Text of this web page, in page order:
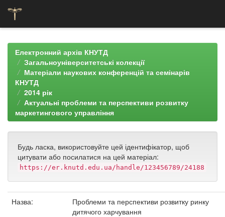
navigationЕлектронний архів КНУТД
Загальноуніверситетські колекції
Матеріали наукових конференцій та семінарів
КНУТД
2014 рік
Актуальні проблеми та перспективи розвитку
маркетингового управління
Будь ласка, використовуйте цей ідентифікатор, щоб
цитувати або посилатися на цей матеріал:
https://er.knutd.edu.ua/handle/123456789/24188
Назва:
Проблеми та перспективи розвитку ринку
дитячого харчування